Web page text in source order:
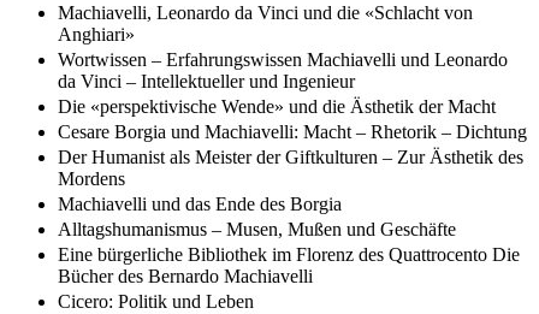
Machiavelli, Leonardo da Vinci und die «Schlacht von
Anghiari»
Wortwissen – Erfahrungswissen Machiavelli und Leonardo
da Vinci – Intellektueller und Ingenieur
Die «perspektivische Wende» und die Ästhetik der Macht
Cesare Borgia und Machiavelli: Macht – Rhetorik – Dichtung
Der Humanist als Meister der Giftkulturen – Zur Ästhetik des
Mordens
Machiavelli und das Ende des Borgia
Alltagshumanismus – Musen, Mußen und Geschäfte
Eine bürgerliche Bibliothek im Florenz des Quattrocento Die
Bücher des Bernardo Machiavelli
Cicero: Politik und Leben